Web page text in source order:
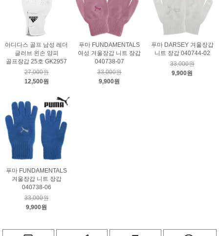
아디다스 골프 남성 레더
글러브 왼손 양피
골프장갑 25호 GK2957
27,000원
12,500원
푸마 FUNDAMENTALS
여성 겨울장갑 니트 장갑
040738-07
33,000원
9,900원
푸마 DARSEY 겨울장갑
니트 장갑 040744-02
33,000원
9,900원
푸마 FUNDAMENTALS
겨울장갑 니트 장갑
040738-06
33,000원
9,900원